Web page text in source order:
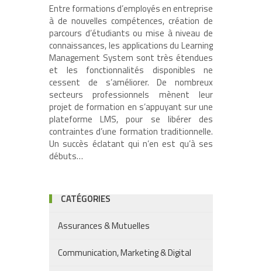
Entre formations d’employés en entreprise
à de nouvelles compétences, création de
parcours d’étudiants ou mise à niveau de
connaissances, les applications du Learning
Management System sont très étendues
et les fonctionnalités disponibles ne
cessent de s’améliorer. De nombreux
secteurs professionnels mènent leur
projet de formation en s’appuyant sur une
plateforme LMS, pour se libérer des
contraintes d’une formation traditionnelle.
Un succès éclatant qui n’en est qu’à ses
débuts…
CATÉGORIES
Assurances & Mutuelles
Communication, Marketing & Digital